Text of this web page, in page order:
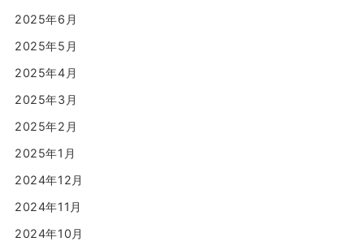
2025年6月
2025年5月
2025年4月
2025年3月
2025年2月
2025年1月
2024年12月
2024年11月
2024年10月